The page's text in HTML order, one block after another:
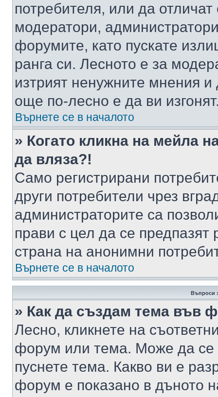
потребителя, или да
модератори,
форумите, като пускате
ранга си. Лесното е за
изтрият ненужните мнения
още по-лесно е да ви
Върнете се в началото
» Когато кликна на мейла
да вляза?!
Само регистрирани
други потребители чрез
администраторите са
прави с цел да се предпазят
страна на анонимни
Върнете се в началото
Въпроси
» Как да създам тема във
Лесно, кликнете на
форум или тема. Може да се
пуснете тема. Какво ви е
форум е показано в дъното